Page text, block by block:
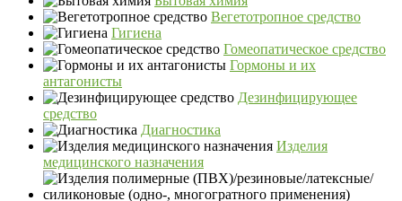
Вегетотропное средство
Гигиена
Гомеопатическое средство
Гормоны и их
антагонисты
Дезинфицирующее
средство
Диагностика
Изделия
медицинского назначения